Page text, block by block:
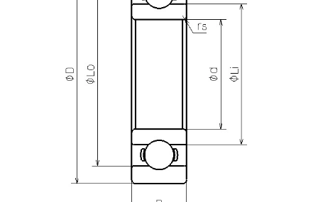
需要更多关于DDRI-814的详细信息？
请填写表格，与美蓓亚三美的产品专家取得联系。